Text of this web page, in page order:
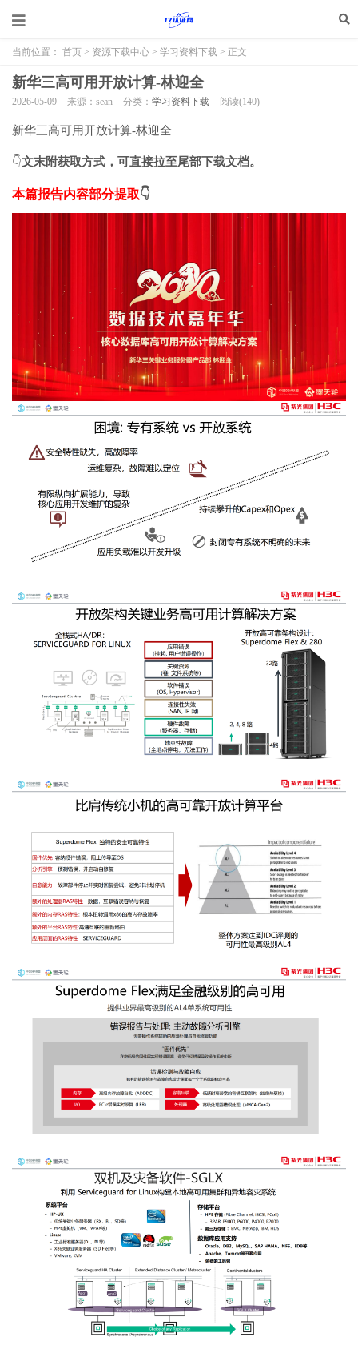
当前位置： 首页 > 资源下载中心 > 学习资料下载 > 正文
新华三高可用开放计算-林迎全
2026-05-09 来源：sean 分类： 学习资料下载 阅读(140)
新华三高可用开放计算-林迎全
👇文末附获取方式，可直接拉至尾部下载文档。
本篇报告内容部分提取👇